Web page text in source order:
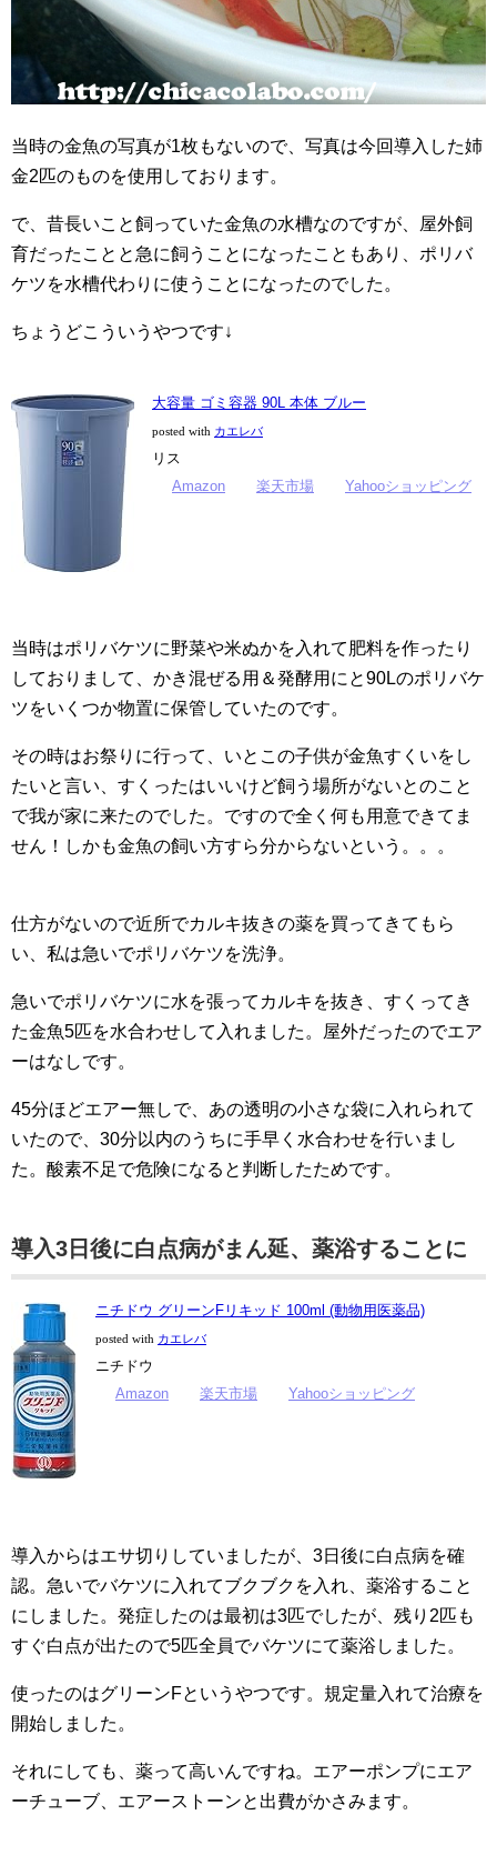
当時の金魚の写真が1枚もないので、写真は今回導入した姉
金2匹のものを使用しております。
で、昔長いこと飼っていた金魚の水槽なのですが、屋外飼
育だったことと急に飼うことになったこともあり、ポリバ
ケツを水槽代わりに使うことになったのでした。
ちょうどこういうやつです↓
大容量 ゴミ容器 90L 本体 ブルー
posted with カエレバ
リス
Amazon
楽天市場 Yahooショッピング
当時はポリバケツに野菜や米ぬかを入れて肥料を作ったり
しておりまして、かき混ぜる用＆発酵用にと90Lのポリバケ
ツをいくつか物置に保管していたのです。
その時はお祭りに行って、いとこの子供が金魚すくいをし
たいと言い、すくったはいいけど飼う場所がないとのこと
で我が家に来たのでした。ですので全く何も用意できてま
せん！しかも金魚の飼い方すら分からないという。。。
仕方がないので近所でカルキ抜きの薬を買ってきてもら
い、私は急いでポリバケツを洗浄。
急いでポリバケツに水を張ってカルキを抜き、すくってき
た金魚5匹を水合わせして入れました。屋外だったのでエア
ーはなしです。
45分ほどエアー無しで、あの透明の小さな袋に入れられて
いたので、30分以内のうちに手早く水合わせを行いまし
た。酸素不足で危険になると判断したためです。
導入3日後に白点病がまん延、薬浴することに
ニチドウ グリーンFリキッド 100ml (動物用医薬品)
posted with カエレバ
ニチドウ
Amazon
楽天市場 Yahooショッピング
導入からはエサ切りしていましたが、3日後に白点病を確
認。急いでバケツに入れてブクブクを入れ、薬浴すること
にしました。発症したのは最初は3匹でしたが、残り2匹も
すぐ白点が出たので5匹全員でバケツにて薬浴しました。
使ったのはグリーンFというやつです。規定量入れて治療を
開始しました。
それにしても、薬って高いんですね。エアーポンプにエア
ーチューブ、エアーストーンと出費がかさみます。